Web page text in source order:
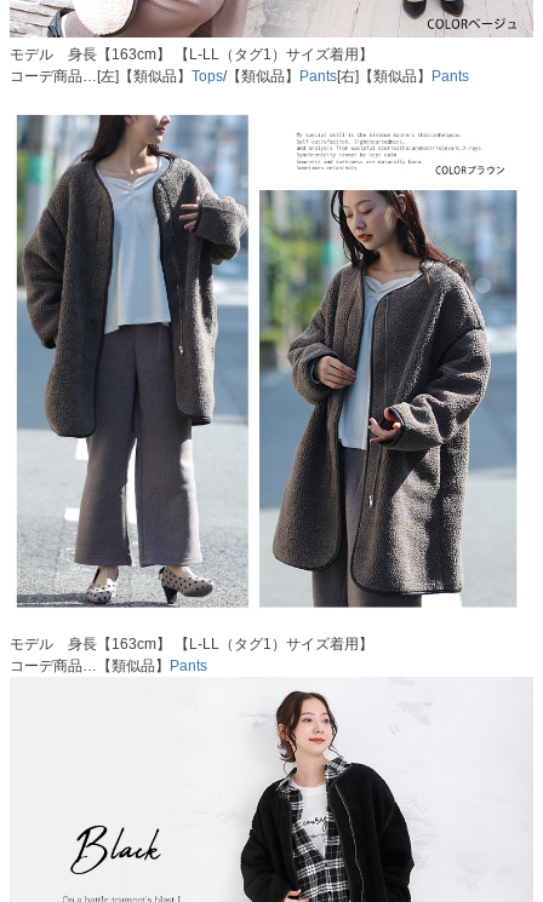
モデル 身長【163cm】 【L-LL（タグ1）サイズ着用】
コーデ商品…[左]【類似品】 Tops/【類似品】 Pants[右]【類似品】 Pants
モデル 身長【163cm】 【L-LL（タグ1）サイズ着用】
コーデ商品…【類似品】 Pants